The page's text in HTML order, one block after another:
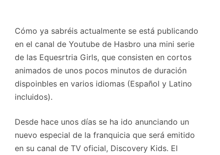
Cómo ya sabréis actualmente se está publicando
en el canal de Youtube de Hasbro una mini serie
de las Equesrtria Girls, que consisten en cortos
animados de unos pocos minutos de duración
dispoinbles en varios idiomas (Español y Latino
incluidos).
Desde hace unos días se ha ido anunciando un
nuevo especial de la franquicia que será emitido
en su canal de TV oficial, Discovery Kids. El